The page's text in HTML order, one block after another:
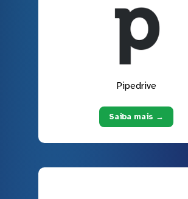
Pipedrive
Saiba mais →